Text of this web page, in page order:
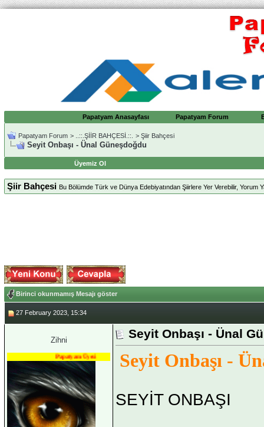
Papatyam Anasayfası Papatyam Forum
Papatyam Forum > ..::.ŞİİR BAHÇESİ.::. > Şiir Bahçesi
Seyit Onbaşı - Ünal Güneşdoğdu
Üyemiz Ol
Şiir Bahçesi Bu Bölümde Türk ve Dünya Edebiyatından Şiirlere Yer Verebilir, Yorum
Birinci okunmamış Mesajı göster
27 February 2023, 15:34
Zihni
Papatyam Üyesi
Seyit Onbaşı - Ünal
Seyit Onbaşı -
SEYİT ONBAŞI